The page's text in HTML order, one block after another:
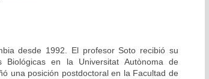
desde 1992. El profesor Soto recibió su
en la Universitat Autònoma de
una posición postdoctoral en la Facultad de